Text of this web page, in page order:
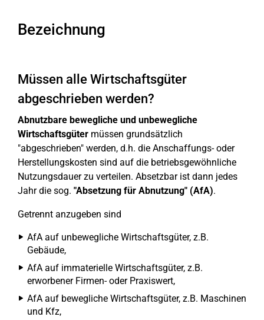
Bezeichnung
Müssen alle Wirtschaftsgüter
abgeschrieben werden?
Abnutzbare bewegliche und unbewegliche
Wirtschaftsgüter müssen grundsätzlich
"abgeschrieben" werden, d.h. die Anschaffungs- oder
Herstellungskosten sind auf die betriebsgewöhnliche
Nutzungsdauer zu verteilen. Absetzbar ist dann jedes
Jahr die sog. "Absetzung für Abnutzung" (AfA).
Getrennt anzugeben sind
AfA auf unbewegliche Wirtschaftsgüter, z.B.
Gebäude,
AfA auf immaterielle Wirtschaftsgüter, z.B.
erworbener Firmen- oder Praxiswert,
AfA auf bewegliche Wirtschaftsgüter, z.B. Maschinen
und Kfz,